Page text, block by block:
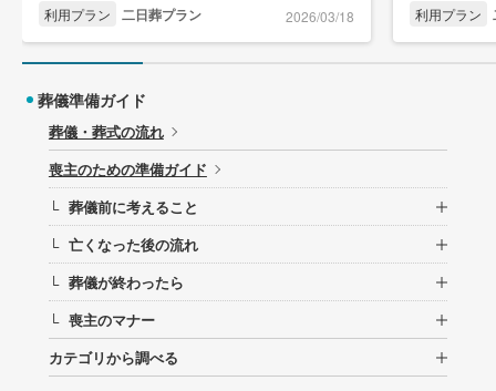
利用プラン 二日葬プラン 2026/03/18 利用プラン
葬儀準備ガイド
葬儀・葬式の流れ
喪主のための準備ガイド
└ 葬儀前に考えること
└ 亡くなった後の流れ
└ 葬儀が終わったら
└ 喪主のマナー
カテゴリから調べる